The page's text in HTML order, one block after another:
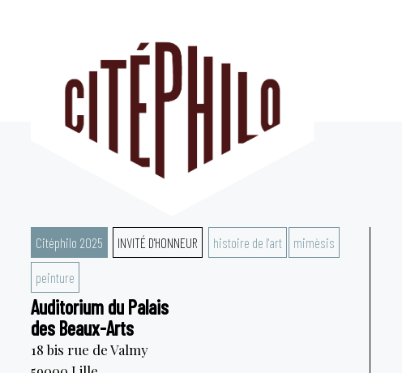
Citéphilo 2025 INVITÉ D'HONNEUR histoire de l'art mimèsis
peinture
Auditorium du Palais
des Beaux-Arts
18 bis rue de Valmy